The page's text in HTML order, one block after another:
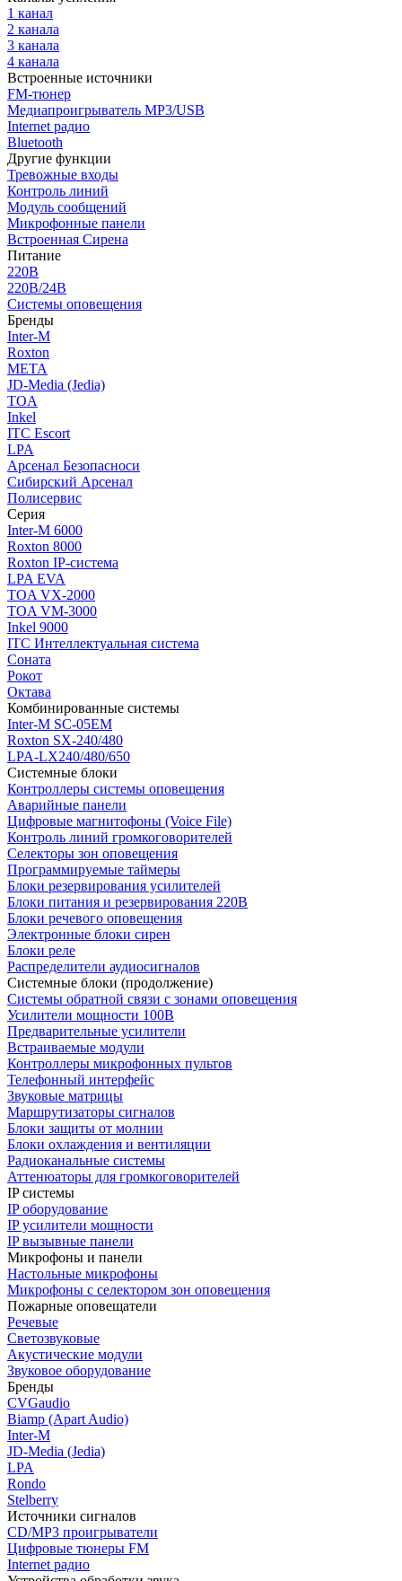
1 канал
2 канала
3 канала
4 канала
Встроенные источники
FM-тюнер
Медиапроигрыватель MP3/USB
Internet радио
Bluetooth
Другие функции
Тревожные входы
Контроль линий
Модуль сообщений
Микрофонные панели
Встроенная Сирена
Питание
220В
220В/24В
Системы оповещения
Бренды
Inter-M
Roxton
МЕТА
JD-Media (Jedia)
TOA
Inkel
ITC Escort
LPA
Арсенал Безопасноси
Сибирский Арсенал
Полисервис
Серия
Inter-M 6000
Roxton 8000
Roxton IP-система
LPA EVA
TOA VX-2000
TOA VM-3000
Inkel 9000
ITC Интеллектуальная система
Соната
Рокот
Октава
Комбинированные системы
Inter-M SC-05EM
Roxton SX-240/480
LPA-LX240/480/650
Системные блоки
Контроллеры системы оповещения
Аварийные панели
Цифровые магнитофоны (Voice File)
Контроль линий громкоговорителей
Селекторы зон оповещения
Программируемые таймеры
Блоки резервирования усилителей
Блоки питания и резервирования 220В
Блоки речевого оповещения
Электронные блоки сирен
Блоки реле
Распределители аудиосигналов
Системные блоки (продолжение)
Системы обратной связи с зонами оповещения
Усилители мощности 100В
Предварительные усилители
Встраиваемые модули
Контроллеры микрофонных пультов
Телефонный интерфейс
Звуковые матрицы
Маршрутизаторы сигналов
Блоки защиты от молнии
Блоки охлаждения и вентиляции
Радиоканальные системы
Аттенюаторы для громкоговорителей
IP системы
IP оборудование
IP усилители мощности
IP вызывные панели
Микрофоны и панели
Настольные микрофоны
Микрофоны с селектором зон оповещения
Пожарные оповещатели
Речевые
Светозвуковые
Акустические модули
Звуковое оборудование
Бренды
CVGaudio
Biamp (Apart Audio)
Inter-M
JD-Media (Jedia)
LPA
Rondo
Stelberry
Источники сигналов
CD/MP3 проигрыватели
Цифровые тюнеры FM
Internet радио